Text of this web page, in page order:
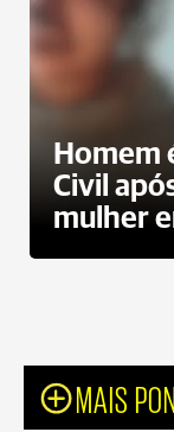
Homem
Civil
mulher
MAIS